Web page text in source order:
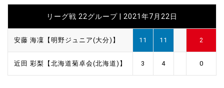
リーグ戦 22グループ | 2021年7月22日
安藤 海凜【明野ジュニア(大分)】 11 11 2
近田 彩梨【北海道菊卓会(北海道)】 3 4 0